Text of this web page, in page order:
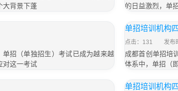
大背景下蓬
的日益激烈，单
招（单独招生）考试已成为越来越
对这一考试
单招培训机构
点击：131 发布
成都首创单招培
体系中，单招（
单招培训机构